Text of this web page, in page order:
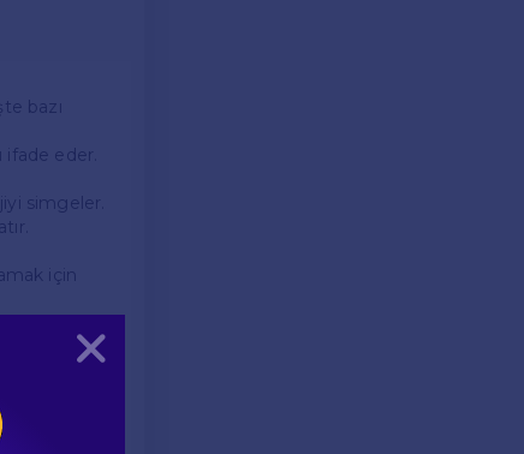
bazı
eder.
simgeler.
için
de
Kapat